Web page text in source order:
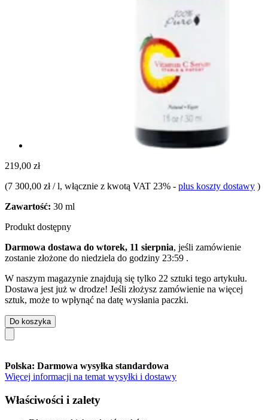
219,00 zł
(7 300,00 zł / l, włącznie z kwotą VAT 23% - plus koszty dostawy )
Zawartość: 30 ml
Produkt dostępny
Darmowa dostawa do wtorek, 11 sierpnia, jeśli zamówienie
zostanie złożone do niedziela do godziny 23:59 .
W naszym magazynie znajdują się tylko 22 sztuki tego artykułu.
Dostawa jest już w drodze! Jeśli złożysz zamówienie na więcej
sztuk, może to wpłynąć na datę wysłania paczki.
Do koszyka
Polska: Darmowa wysyłka standardowa
Więcej informacji na temat wysyłki i dostawy
Właściwości i zalety